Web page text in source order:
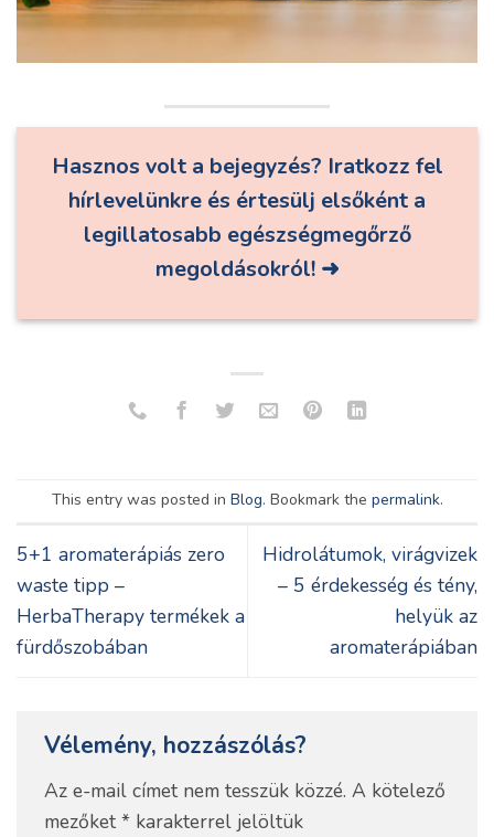
Hasznos volt a bejegyzés? Iratkozz fel
hírlevelünkre és értesülj elsőként a
legillatosabb egészségmegőrző
megoldásokról! ➜
This entry was posted in Blog. Bookmark the permalink.
5+1 aromaterápiás zero
waste tipp –
HerbaTherapy termékek a
fürdőszobában
Hidrolátumok, virágvizek
– 5 érdekesség és tény,
helyük az
aromaterápiában
Vélemény, hozzászólás?
Az e-mail címet nem tesszük közzé. A kötelező
mezőket* karakterrel jelöltük